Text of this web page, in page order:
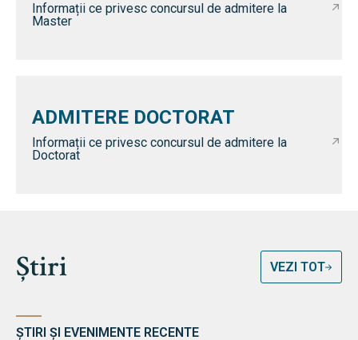
Informații ce privesc concursul de admitere la
Master
ADMITERE DOCTORAT
Informații ce privesc concursul de admitere la
Doctorat
Știri VEZI TOT
ȘTIRI ȘI EVENIMENTE RECENTE